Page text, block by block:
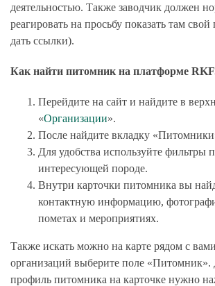
деятельностью. Также заводчик должен
реагировать на просьбу показать там
дать ссылки).
Как найти питомник на платформе
Перейдите на сайт и найдите в
«Организации».
После найдите вкладку
Для удобства используйте фильтры
интересующей породе.
Внутри карточки питомника вы
контактную информацию,
пометах и мероприятиях.
Также искать можно на карте рядом с
организаций выберите поле «Питомник».
профиль питомника на карточке нужно